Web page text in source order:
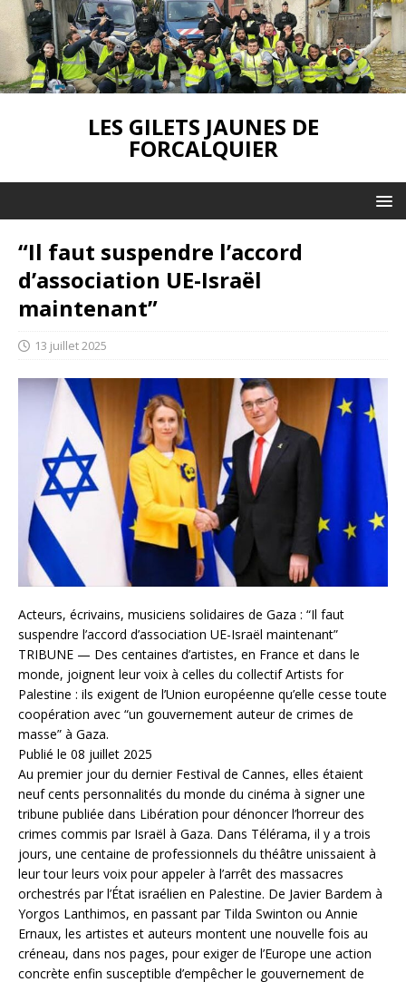
LES GILETS JAUNES DE
FORCALQUIER
“Il faut suspendre l’accord
d’association UE-Israël
maintenant”
13 juillet 2025
Acteurs, écrivains, musiciens solidaires de Gaza : “Il faut
suspendre l’accord d’association UE-Israël maintenant”
TRIBUNE — Des centaines d’artistes, en France et dans le
monde, joignent leur voix à celles du collectif Artists for
Palestine : ils exigent de l’Union européenne qu’elle cesse toute
coopération avec “un gouvernement auteur de crimes de
masse” à Gaza.
Publié le 08 juillet 2025
Au premier jour du dernier Festival de Cannes, elles étaient
neuf cents personnalités du monde du cinéma à signer une
tribune publiée dans Libération pour dénoncer l’horreur des
crimes commis par Israël à Gaza. Dans Télérama, il y a trois
jours, une centaine de professionnels du théâtre unissaient à
leur tour leurs voix pour appeler à l’arrêt des massacres
orchestrés par l’État israélien en Palestine. De Javier Bardem à
Yorgos Lanthimos, en passant par Tilda Swinton ou Annie
Ernaux, les artistes et auteurs montent une nouvelle fois au
créneau, dans nos pages, pour exiger de l’Europe une action
concrète enfin susceptible d’empêcher le gouvernement de